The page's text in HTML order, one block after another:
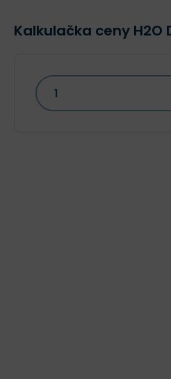
Kalkulačka ceny H2O